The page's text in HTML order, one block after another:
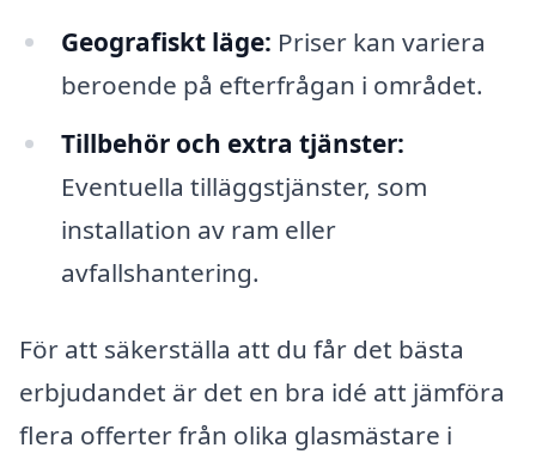
Geografiskt läge: Priser kan variera
beroende på efterfrågan i området.
Tillbehör och extra tjänster:
Eventuella tilläggstjänster, som
installation av ram eller
avfallshantering.
För att säkerställa att du får det bästa
erbjudandet är det en bra idé att jämföra
flera offerter från olika glasmästare i